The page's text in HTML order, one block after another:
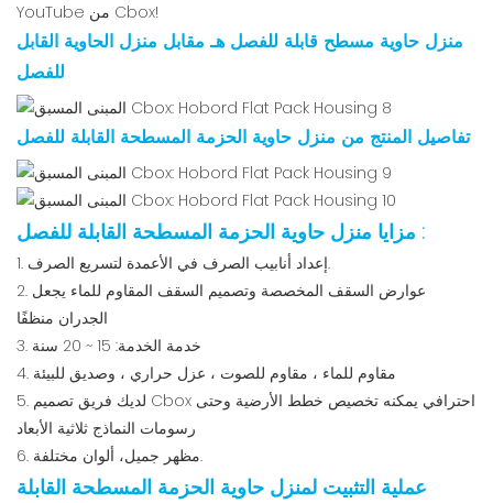
YouTube من Cbox!
منزل حاوية مسطح قابلة للفصل هـ مقابل منزل الحاوية القابل
للفصل
تفاصيل المنتج من منزل حاوية الحزمة المسطحة القابلة للفصل
:
1. إعداد أنابيب الصرف في الأعمدة لتسريع الصرف.
2. عوارض السقف المخصصة وتصميم السقف المقاوم للماء يجعل
الجدران منظفًا
3. خدمة الخدمة: 15 ~ 20 سنة
4. مقاوم للماء ، مقاوم للصوت ، عزل حراري ، وصديق للبيئة
5. لديك فريق تصميم Cbox احترافي يمكنه تخصيص خطط الأرضية وحتى
رسومات النماذج ثلاثية الأبعاد
6. مظهر جميل، ألوان مختلفة.
عملية التثبيت لمنزل حاوية الحزمة المسطحة القابلة